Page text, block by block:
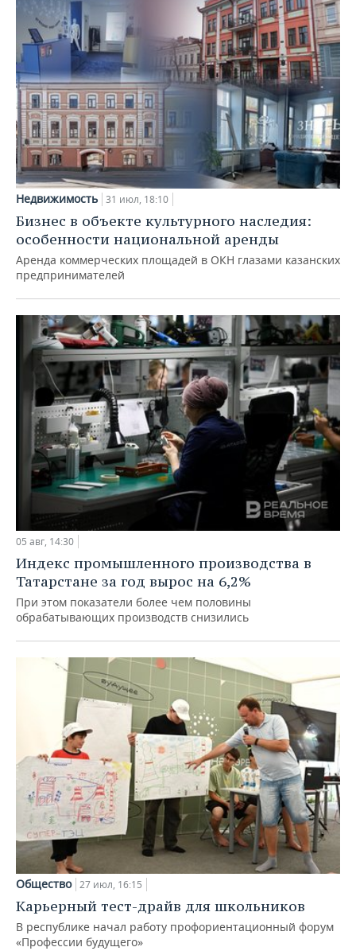
Недвижимость 31 июл, 18:10
Бизнес в объекте культурного наследия:
особенности национальной аренды
Аренда коммерческих площадей в ОКН глазами казанских
предпринимателей
05 авг, 14:30
Индекс промышленного производства в
Татарстане за год вырос на 6,2%
При этом показатели более чем половины
обрабатывающих производств снизились
Общество 27 июл, 16:15
Карьерный тест-драйв для школьников
В республике начал работу профориентационный форум
«Профессии будущего»